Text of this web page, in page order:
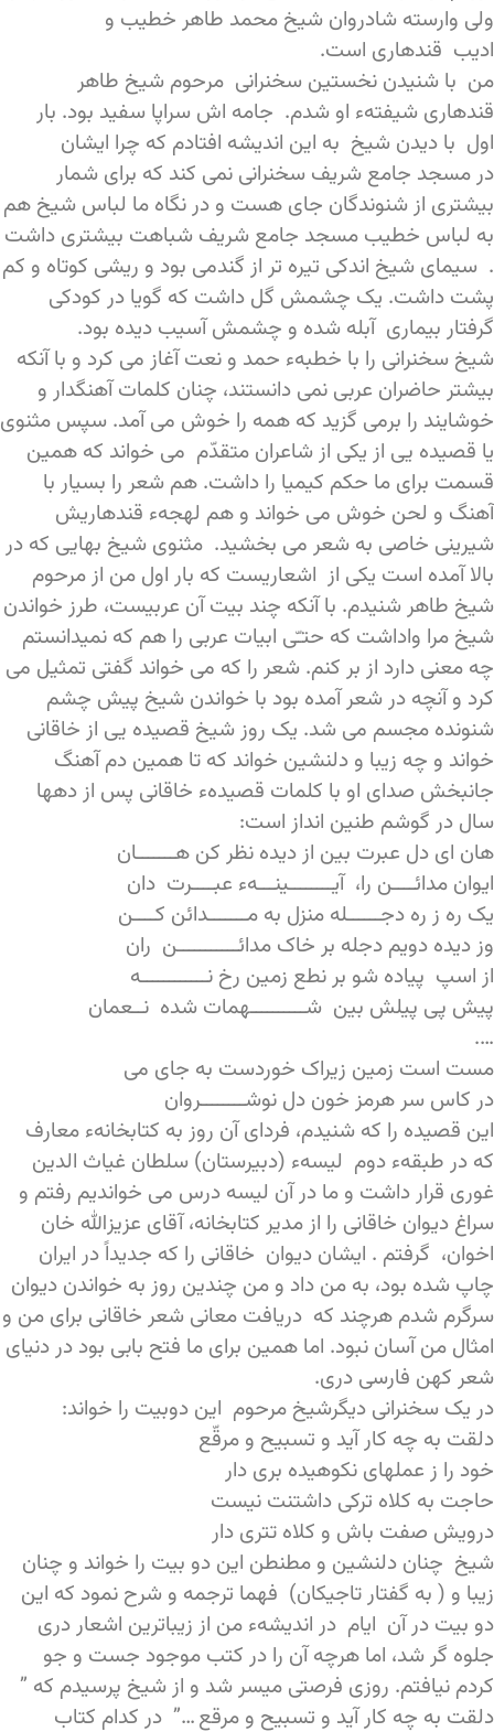
ولی وارسته شادروان شیخ محمد طاهر خطیب و
ادیب قندهاری است.
من با شنیدن نخستین سخنرانی مرحوم شیخ طاهر
قندهاری شیفتهء او شدم. جامه اش سراپا سفید بود. بار
اول با دیدن شیخ به این اندیشه افتادم که چرا ایشان
در مسجد جامع شریف سخنرانی نمی کند که برای شمار
بیشتری از شنوندگان جای هست و در نگاه ما لباس شیخ هم
به لباس خطیب مسجد جامع شریف شباهت بیشتری داشت
. سیمای شیخ اندکی تیره تر از گندمی بود و ریشی کوتاه و کم
پشت داشت. یک چشمش گل داشت که گویا در کودکی
گرفتار بیماری آبله شده و چشمش آسیب دیده بود.
شیخ سخنرانی را با خطبهء حمد و نعت آغاز می کرد و با آنکه
بیشتر حاضران عربی نمی دانستند، چنان کلمات آهنگدار و
خوشایند را برمی گزید که همه را خوش می آمد. سپس مثنوی
یا قصیده یی از یکی از شاعران متقدّم می خواند که همین
قسمت برای ما حکم کیمیا را داشت. هم شعر را بسیار با
آهنگ و لحن خوش می خواند و هم لهجهء قندهاریش
شیرینی خاصی به شعر می بخشید. مثنوی شیخ بهایی که در
بالا آمده است یکی از اشعاریست که بار اول من از مرحوم
شیخ طاهر شنیدم. با آنکه چند بیت آن عربیست، طرز خواندن
شیخ مرا واداشت که حتـّی ابیات عربی را هم که نمیدانستم
چه معنی دارد از بر کنم. شعر را که می خواند گفتی تمثیل می
کرد و آنچه در شعر آمده بود با خواندن شیخ پیش چشم
شنونده مجسم می شد. یک روز شیخ قصیده یی از خاقانی
خواند و چه زیبا و دلنشین خواند که تا همین دم آهنگ
جانبخش صدای او با کلمات قصیدهء خاقانی پس از دهها
سال در گوشم طنین انداز است:
هان ای دل عبرت بین از دیده نظر کن هـــــــان
ایوان مدائــــن را، آیــــــــینـــهء عبــــرت دان
یک ره ز ره دجــــــله منزل به مـــــــدائن کــــن
وز دیده دویم دجله بر خاک مدائـــــــــــن ران
از اسپ پیاده شو بر نطع زمین رخ نــــــــــــه
پیش پی پیلش بین شــــــــــهمات شده نــعمان
….
مست است زمین زیراک خوردست به جای می
در کاس سر هرمز خون دل نوشــــــــروان
این قصیده را که شنیدم، فردای آن روز به کتابخانهء معارف
که در طبقهء دوم لیسهء (دبیرستان) سلطان غیاث الدین
غوری قرار داشت و ما در آن لیسه درس می خواندیم رفتم و
سراغ دیوان خاقانی را از مدیر کتابخانه، آقای عزیزالله خان
اخوان، گرفتم . ایشان دیوان خاقانی را که جدیداً در ایران
چاپ شده بود، به من داد و من چندین روز به خواندن دیوان
سرگرم شدم هرچند که دریافت معانی شعر خاقانی برای من و
امثال من آسان نبود. اما همین برای ما فتح بابی بود در دنیای
شعر کهن فارسی دری.
در یک سخنرانی دیگرشیخ مرحوم این دوبیت را خواند:
دلقت به چه کار آید و تسبیح و مرقّع
خود را ز عملهای نکوهیده بری دار
حاجت به کلاه ترکی داشتنت نیست
درویش صفت باش و کلاه تتری دار
شیخ چنان دلنشین و مطنطن این دو بیت را خواند و چنان
زیبا و ( به گفتار تاجیکان) فهما ترجمه و شرح نمود که این
دو بیت در آن ایام در اندیشهء من از زیباترین اشعار دری
جلوه گر شد، اما هرچه آن را در کتب موجود جست و جو
کردم نیافتم. روزی فرصتی میسر شد و از شیخ پرسیدم که ”
دلقت به چه کار آید و تسبیح و مرقع …” در کدام کتاب